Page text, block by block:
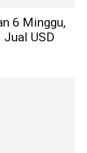
6 Minggu,
USD